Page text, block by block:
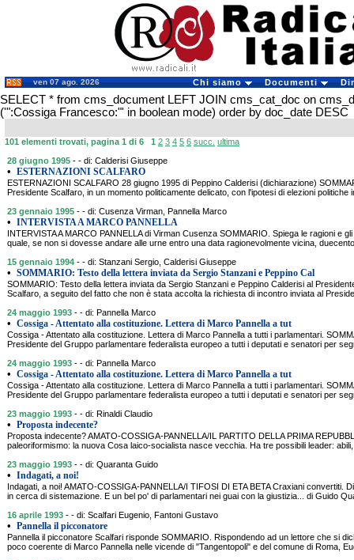
ven 07 ago. 2026 Chi siamo Documenti
SELECT * from cms_document LEFT JOIN cms_cat_doc on
('":Cossiga Francesco:"' in boolean mode) order by doc_date DESC
101 elementi trovati, pagina 1 di 6 1 2 3 4 5 6 succ. ultima
28 giugno 1995 - - di: Calderisi Giuseppe
• ESTERNAZIONI SCALFARO
ESTERNAZIONI SCALFARO 28 giugno 1995 di Peppino Calderisi (dichiarazione)
Presidente Scalfaro, in un momento politicamente delicato, con l'ipotesi di elezioni politiche
23 gennaio 1995 - - di: Cusenza Virman, Pannella Marco
• INTERVISTA A MARCO PANNELLA
INTERVISTA A MARCO PANNELLA di Virman Cusenza SOMMARIO. Spiega le ragioni e
quale, se non si dovesse andare alle urne entro una data ragionevolmente vicina,
15 gennaio 1994 - - di: Stanzani Sergio, Calderisi Giuseppe
• SOMMARIO: Testo della lettera inviata da Sergio Stanzani e Peppino Cal
SOMMARIO: Testo della lettera inviata da Sergio Stanzani e Peppino Calderisi al
Scalfaro, a seguito del fatto che non è stata accolta la richiesta di incontro inviata al
24 maggio 1993 - - di: Pannella Marco
• Cossiga - Attentato alla costituzione. Lettera di Marco Pannella a tut
Cossiga - Attentato alla costituzione. Lettera di Marco Pannella a tutti i parlamentari.
Presidente del Gruppo parlamentare federalista europeo a tutti i deputati e senatori per
24 maggio 1993 - - di: Pannella Marco
• Cossiga - Attentato alla costituzione. Lettera di Marco Pannella a tut
Cossiga - Attentato alla costituzione. Lettera di Marco Pannella a tutti i parlamentari.
Presidente del Gruppo parlamentare federalista europeo a tutti i deputati e senatori per
23 maggio 1993 - - di: Rinaldi Claudio
• Proposta indecente?
Proposta indecente? AMATO-COSSIGA-PANNELLA/IL PARTITO DELLA PRIMA
paleoriformismo: la nuova Cosa laico-socialista nasce vecchia. Ha tre possibili leader:
23 maggio 1993 - - di: Quaranta Guido
• Indagati, a noi!
Indagati, a noi! AMATO-COSSIGA-PANNELLA/I TIFOSI DI ETA BETA Craxiani convertiti.
in cerca di sistemazione. E un bel po' di parlamentari nei guai con la giustizia... di Guido
16 aprile 1993 - - di: Scalfari Eugenio, Fantoni Gustavo
• Pannella il picconatore
Pannella il picconatore Scalfari risponde SOMMARIO. Rispondendo ad un lettore che si
poco coerente di Marco Pannella nelle vicende di "Tangentopoli" e del comune di Roma,